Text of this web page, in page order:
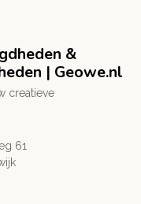
&
| Geowe.nl
creatieve
61